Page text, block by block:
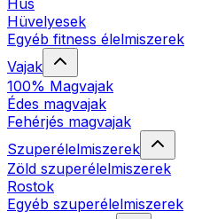
Hús
Hüvelyesek
Egyéb fitness élelmiszerek
Vajak
100% Magvajak
Édes magvajak
Fehérjés magvajak
Szuperélelmiszerek
Zöld szuperélelmiszerek
Rostok
Egyéb szuperélelmiszerek